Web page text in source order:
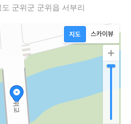
군위군 군위읍 서부리